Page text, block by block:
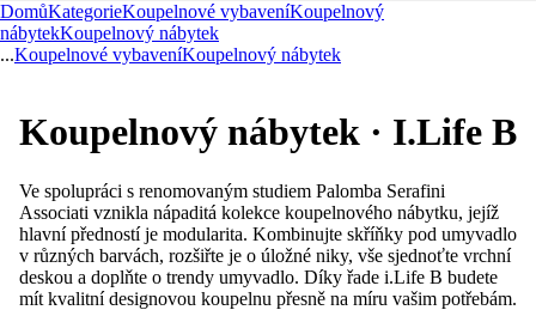
DomůKategorieKoupelnové vybaveníKoupelnový
nábytekKoupelnový nábytek
...Koupelnové vybaveníKoupelnový nábytek
Koupelnový nábytek · I.Life B
Ve spolupráci s renomovaným studiem Palomba Serafini
Associati vznikla nápaditá kolekce koupelnového nábytku, jejíž
hlavní předností je modularita. Kombinujte skříňky pod umyvadlo
v různých barvách, rozšiřte je o úložné niky, vše sjednoťte vrchní
deskou a doplňte o trendy umyvadlo. Díky řade i.Life B budete
mít kvalitní designovou koupelnu přesně na míru vašim potřebám.